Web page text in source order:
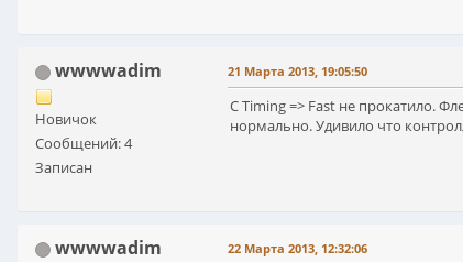
wwwwadim
Новичок
Сообщений: 4
Записан
21 Марта 2013, 19:05:50
C Timing => Fast не прокатило.
нормально. Удивило что
wwwwadim 22 Марта 2013, 12:32:06